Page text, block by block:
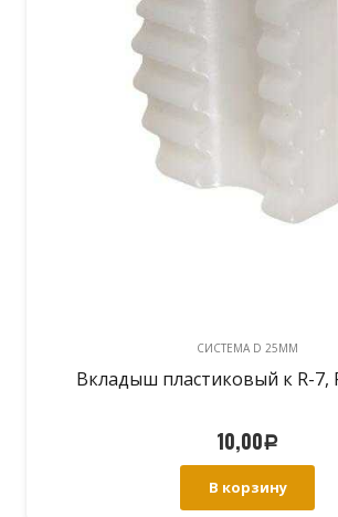
CИСТЕМА D 25MM
Вкладыш пластиковый к R-7,
10,00Р
В корзину